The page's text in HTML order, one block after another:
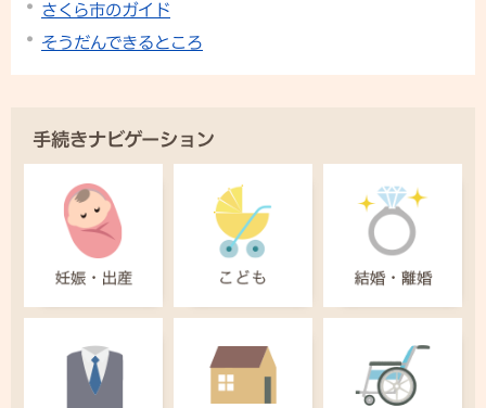
さくら市のガイド
そうだんできるところ
手続きナビゲーション